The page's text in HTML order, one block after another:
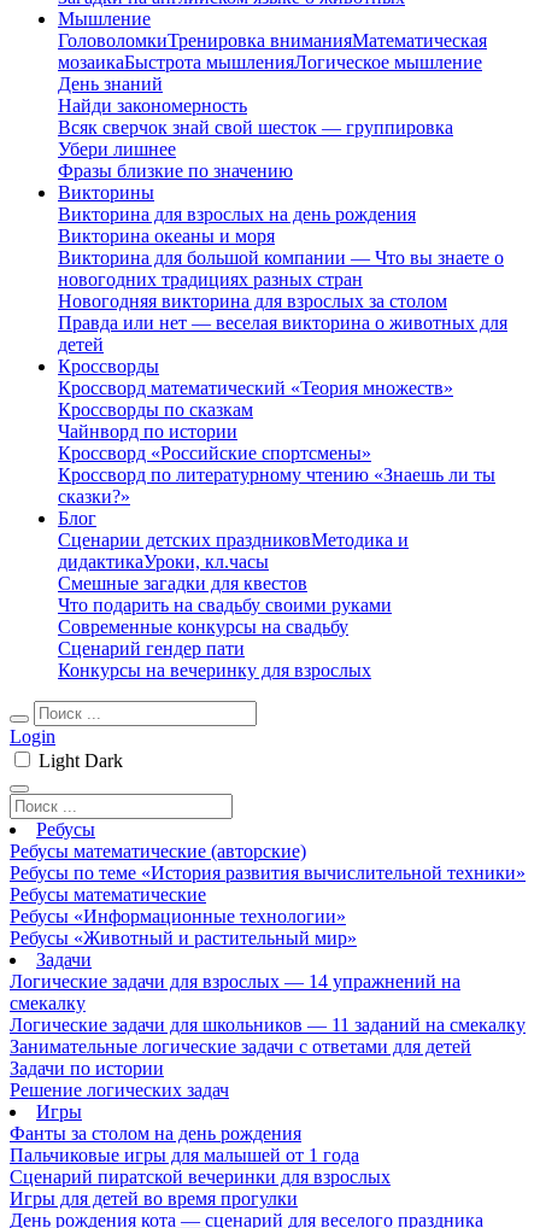
Мышление
ГоловоломкиТренировка вниманияМатематическая
мозаикаБыстрота мышленияЛогическое мышление
День знаний
Найди закономерность
Всяк сверчок знай свой шесток — группировка
Убери лишнее
Фразы близкие по значению
Викторины
Викторина для взрослых на день рождения
Викторина океаны и моря
Викторина для большой компании — Что вы знаете о
новогодних традициях разных стран
Новогодняя викторина для взрослых за столом
Правда или нет — веселая викторина о животных для
детей
Кроссворды
Кроссворд математический «Теория множеств»
Кроссворды по сказкам
Чайнворд по истории
Кроссворд «Российские спортсмены»
Кроссворд по литературному чтению «Знаешь ли ты
сказки?»
Блог
Сценарии детских праздниковМетодика и
дидактикаУроки, кл.часы
Смешные загадки для квестов
Что подарить на свадьбу своими руками
Современные конкурсы на свадьбу
Сценарий гендер пати
Конкурсы на вечеринку для взрослых
Login
Light Dark
Ребусы
Ребусы математические (авторские)
Ребусы по теме «История развития вычислительной техники»
Ребусы математические
Ребусы «Информационные технологии»
Ребусы «Животный и растительный мир»
Задачи
Логические задачи для взрослых — 14 упражнений на
смекалку
Логические задачи для школьников — 11 заданий на смекалку
Занимательные логические задачи с ответами для детей
Задачи по истории
Решение логических задач
Игры
Фанты за столом на день рождения
Пальчиковые игры для малышей от 1 года
Сценарий пиратской вечеринки для взрослых
Игры для детей во время прогулки
День рождения кота — сценарий для веселого праздника